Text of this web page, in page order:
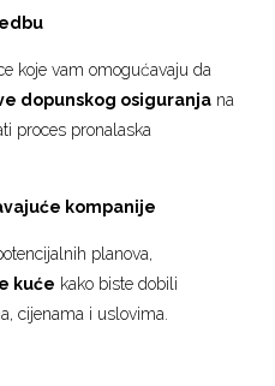
koje vam omogućavaju da
dopunskog osiguranja na
proces pronalaska
kompanije
planova,
kuće kako biste dobili
cijenama i uslovima.